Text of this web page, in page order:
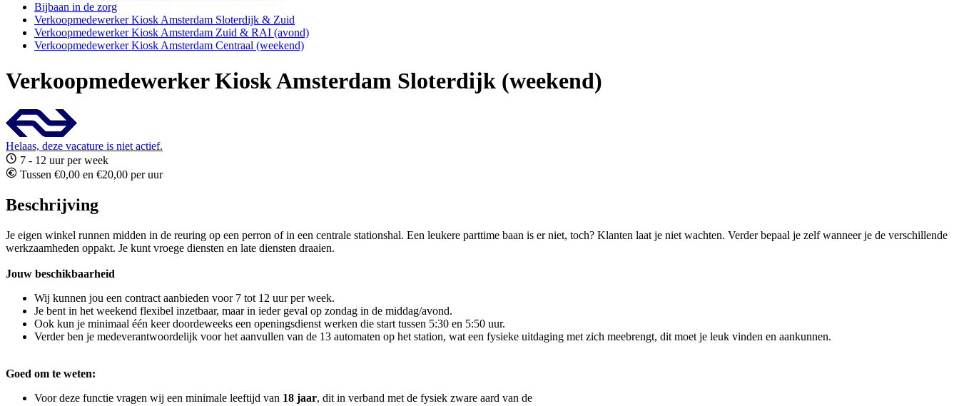
Bijbaan in de zorg
Verkoopmedewerker Kiosk Amsterdam Sloterdijk & Zuid
Verkoopmedewerker Kiosk Amsterdam Zuid & RAI (avond)
Verkoopmedewerker Kiosk Amsterdam Centraal (weekend)
Verkoopmedewerker Kiosk Amsterdam Sloterdijk (weekend)
Helaas, deze vacature is niet actief.
7 - 12 uur per week
Tussen €0,00 en €20,00 per uur
Beschrijving
Je eigen winkel runnen midden in de reuring op een perron of in een centrale stationshal. Een leukere parttime baan is er niet, toch? Klanten laat je niet wachten. Verder bepaal je zelf wanneer je de verschillende
werkzaamheden oppakt. Je kunt vroege diensten en late diensten draaien.
Jouw beschikbaarheid
Wij kunnen jou een contract aanbieden voor 7 tot 12 uur per week.
Je bent in het weekend flexibel inzetbaar, maar in ieder geval op zondag in de middag/avond.
Ook kun je minimaal één keer doordeweeks een openingsdienst werken die start tussen 5:30 en 5:50 uur.
Verder ben je medeverantwoordelijk voor het aanvullen van de 13 automaten op het station, wat een fysieke uitdaging met zich meebrengt, dit moet je leuk vinden en aankunnen.
Goed om te weten:
Voor deze functie vragen wij een minimale leeftijd van 18 jaar, dit in verband met de fysiek zware aard van de